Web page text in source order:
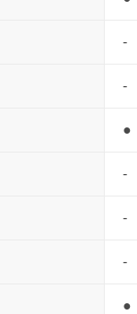
-
-
●
-
-
-
●